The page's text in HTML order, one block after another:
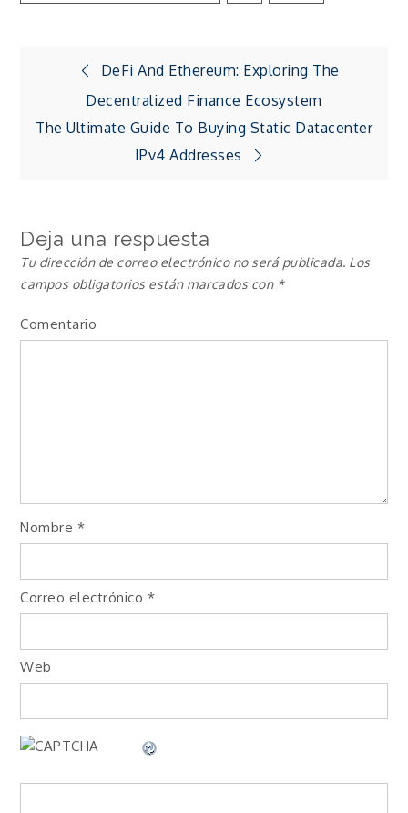
Navegación
de
DeFi And Ethereum: Exploring The
Decentralized Finance Ecosystem
The Ultimate Guide To Buying Static Datacenter
IPv4 Addresses
Deja una respuesta
Tu dirección de correo electrónico no será publicada. Los
campos obligatorios están marcados con *
Comentario
Nombre *
Correo electrónico *
Web